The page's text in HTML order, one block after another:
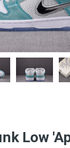
Low